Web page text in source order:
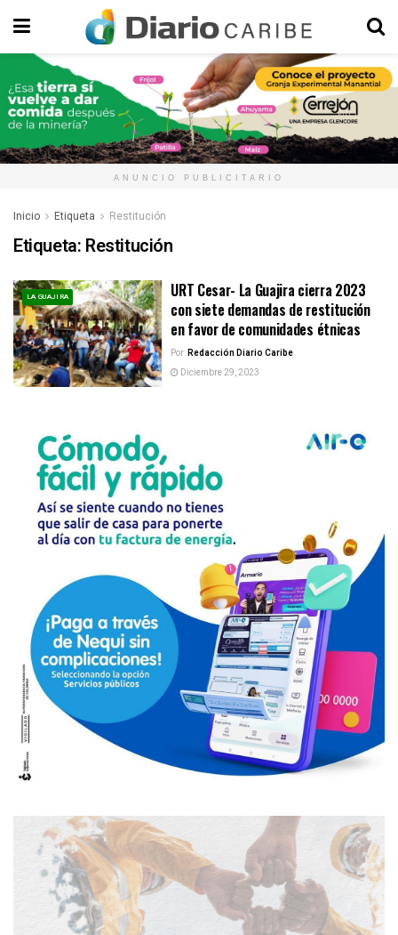
ANUNCIO PUBLICITARIO
Inicio Etiqueta Restitución
Etiqueta: Restitución
LA GUAJIRA
URT Cesar- La Guajira cierra 2023
con siete demandas de restitución
en favor de comunidades étnicas
Por:Redacción Diario Caribe
Diciembre 29, 2023